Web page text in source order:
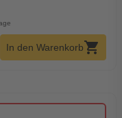
Menge
In den Warenkorbshopping_cart